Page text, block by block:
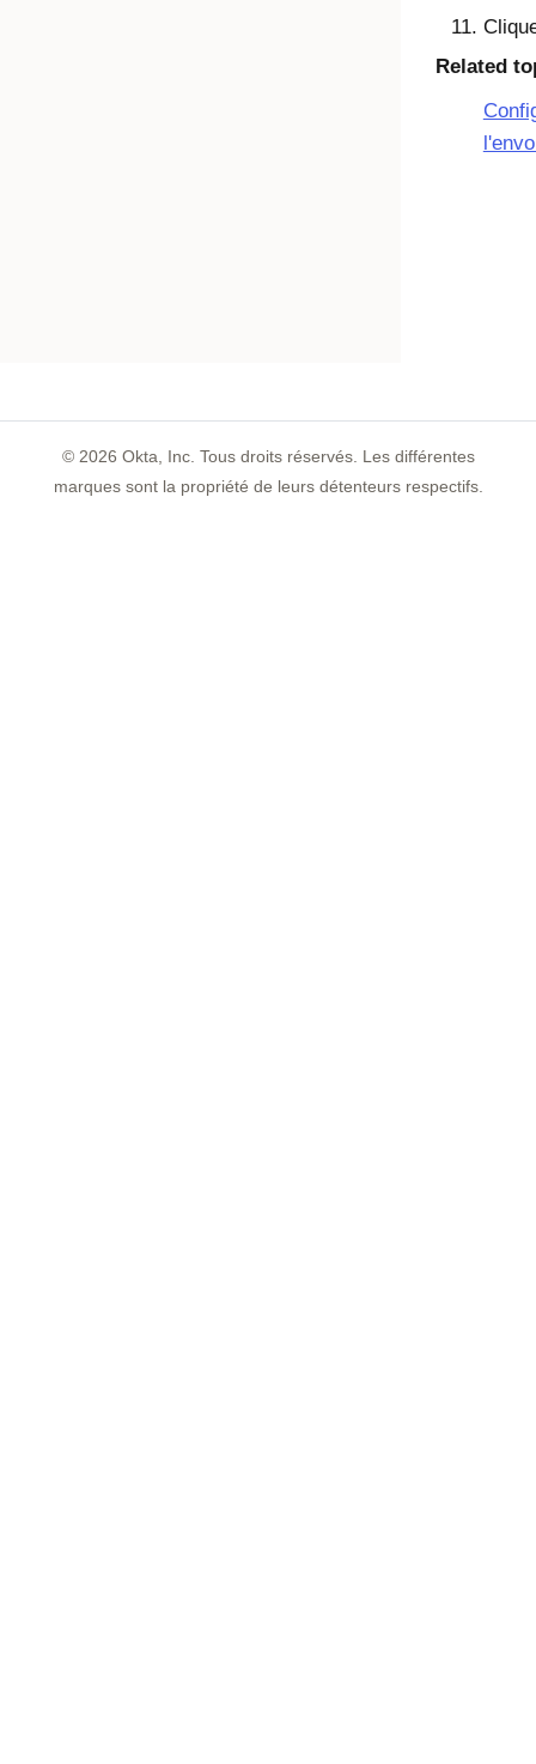
Related
© 2026 Okta, Inc. Tous droits réservés. Les différentes
marques sont la propriété de leurs détenteurs respectifs.